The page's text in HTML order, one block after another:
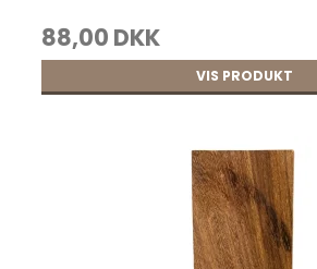
110,00 DKK
88,00 DKK
VIS PRODUKT